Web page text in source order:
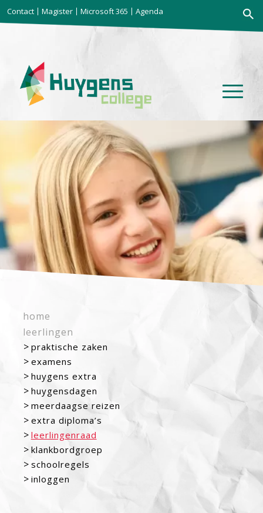
Contact Magister Microsoft 365 Agenda
naar:
home
leerlingen
praktische zaken
examens
huygens extra
huygensdagen
meerdaagse reizen
extra diploma’s
leerlingenraad
klankbordgroep
schoolregels
inloggen